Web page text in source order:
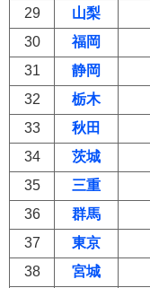
29
山梨
30
福岡
31
静岡
32
栃木
33
秋田
34
茨城
35
三重
36
群馬
37
東京
38
宮城